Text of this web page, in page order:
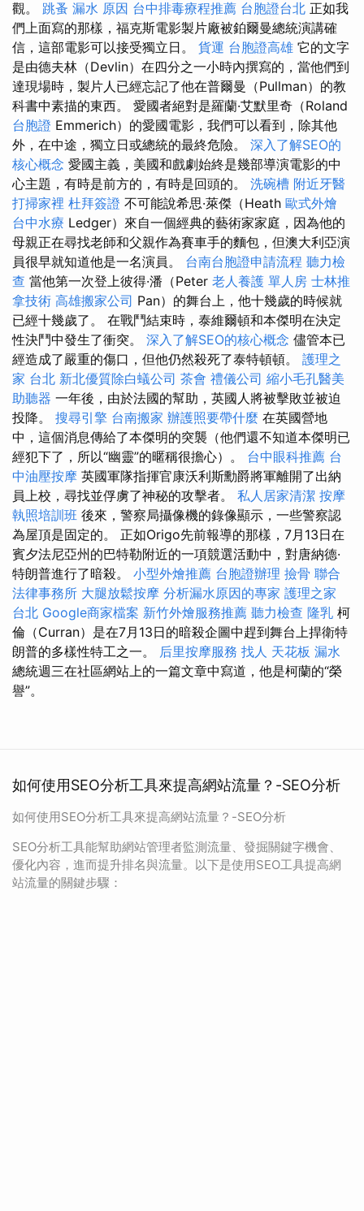
觀。 跳蚤 漏水 原因 台中排毒療程推薦 台胞證台北 正如我
們上面寫的那樣，福克斯電影製片廠被鉑爾曼總統演講確
信，這部電影可以接受獨立日。 貨運 台胞證高雄 它的文字
是由德夫林（Devlin）在四分之一小時內撰寫的，當他們到
達現場時，製片人已經忘記了他在普爾曼（Pullman）的教
科書中素描的東西。 愛國者絕對是羅蘭·艾默里奇（Roland
台胞證 Emmerich）的愛國電影，我們可以看到，除其他
外，在中途，獨立日或總統的最終危險。 深入了解SEO的
核心概念 愛國主義，美國和戲劇始終是幾部導演電影的中
心主題，有時是前方的，有時是回頭的。 洗碗槽 附近牙醫
打掃家裡 杜拜簽證 不可能說希思·萊傑（Heath 歐式外燴
台中水療 Ledger）來自一個經典的藝術家家庭，因為他的
母親正在尋找老師和父親作為賽車手的麵包，但澳大利亞演
員很早就知道他是一名演員。 台南台胞證申請流程 聽力檢
查 當他第一次登上彼得·潘（Peter 老人養護 單人房 士林推
拿技術 高雄搬家公司 Pan）的舞台上，他十幾歲的時候就
已經十幾歲了。 在戰鬥結束時，泰維爾頓和本傑明在決定
性決鬥中發生了衝突。 深入了解SEO的核心概念 儘管本已
經造成了嚴重的傷口，但他仍然殺死了泰特頓頓。 護理之
家 台北 新北優質除白蟻公司 茶會 禮儀公司 縮小毛孔醫美
助聽器 一年後，由於法國的幫助，英國人將被擊敗並被迫
投降。 搜尋引擎 台南搬家 辦護照要帶什麼 在英國營地
中，這個消息傳給了本傑明的突襲（他們還不知道本傑明已
經犯下了，所以“幽靈”的暱稱很擔心）。 台中眼科推薦 台
中油壓按摩 英國軍隊指揮官康沃利斯勳爵將軍離開了出納
員上校，尋找並俘虜了神秘的攻擊者。 私人居家清潔 按摩
執照培訓班 後來，警察局攝像機的錄像顯示，一些警察認
為屋頂是固定的。 正如Origo先前報導的那樣，7月13日在
賓夕法尼亞州的巴特勒附近的一項競選活動中，對唐納德·
特朗普進行了暗殺。 小型外燴推薦 台胞證辦理 撿骨 聯合
法律事務所 大腿放鬆按摩 分析漏水原因的專家 護理之家
台北 Google商家檔案 新竹外燴服務推薦 聽力檢查 隆乳 柯
倫（Curran）是在7月13日的暗殺企圖中趕到舞台上捍衛特
朗普的多樣性特工之一。 后里按摩服務 找人 天花板 漏水
總統週三在社區網站上的一篇文章中寫道，他是柯蘭的“榮
譽”。
如何使用SEO分析工具來提高網站流量？-SEO分析
如何使用SEO分析工具來提高網站流量？-SEO分析
SEO分析工具能幫助網站管理者監測流量、發掘關鍵字機會、
優化內容，進而提升排名與流量。以下是使用SEO工具提高網
站流量的關鍵步驟：